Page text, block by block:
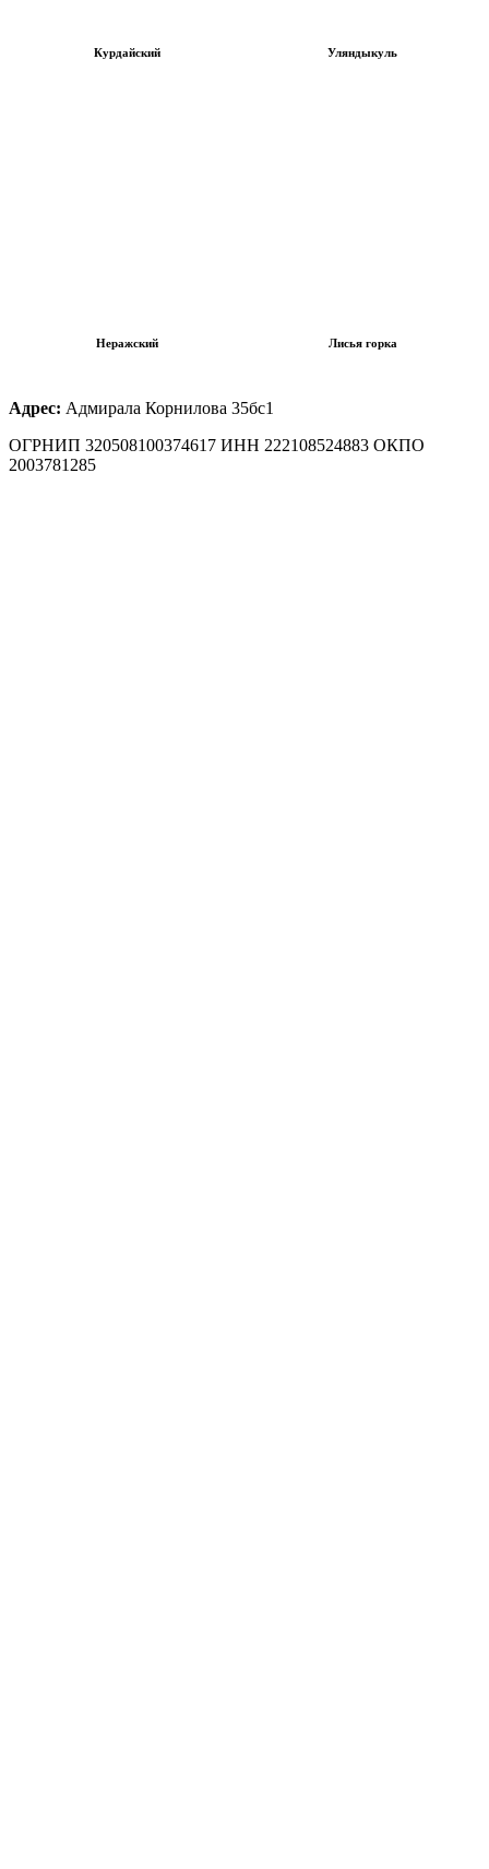
Курдайский Уляндыкуль
Неражский Лисья горка
Адрес: Адмирала Корнилова 35бс1
ОГРНИП 320508100374617 ИНН 222108524883 ОКПО
2003781285